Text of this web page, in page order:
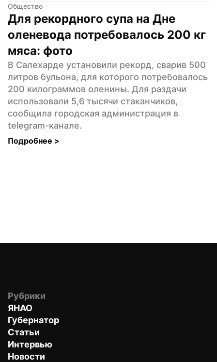
Общество
Для рекордного супа на Дне
оленевода потребовалось 200 кг
мяса: фото
В Салехарде установили рекорд, сварив 500
литров бульона, для которого потребовалось
200 килограммов оленины. Для раздачи
использовали 5,6 тысячи стаканчиков,
сообщила городская администрация в
telegram-канале.
Подробнее >
Рубрики
ЯНАО
Губернатор
Статьи
Интервью
Новости